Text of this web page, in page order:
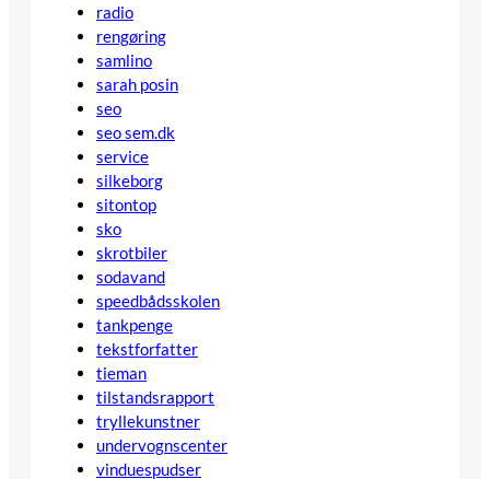
radio
rengøring
samlino
sarah posin
seo
seo sem.dk
service
silkeborg
sitontop
sko
skrotbiler
sodavand
speedbådsskolen
tankpenge
tekstforfatter
tieman
tilstandsrapport
tryllekunstner
undervognscenter
vinduespudser